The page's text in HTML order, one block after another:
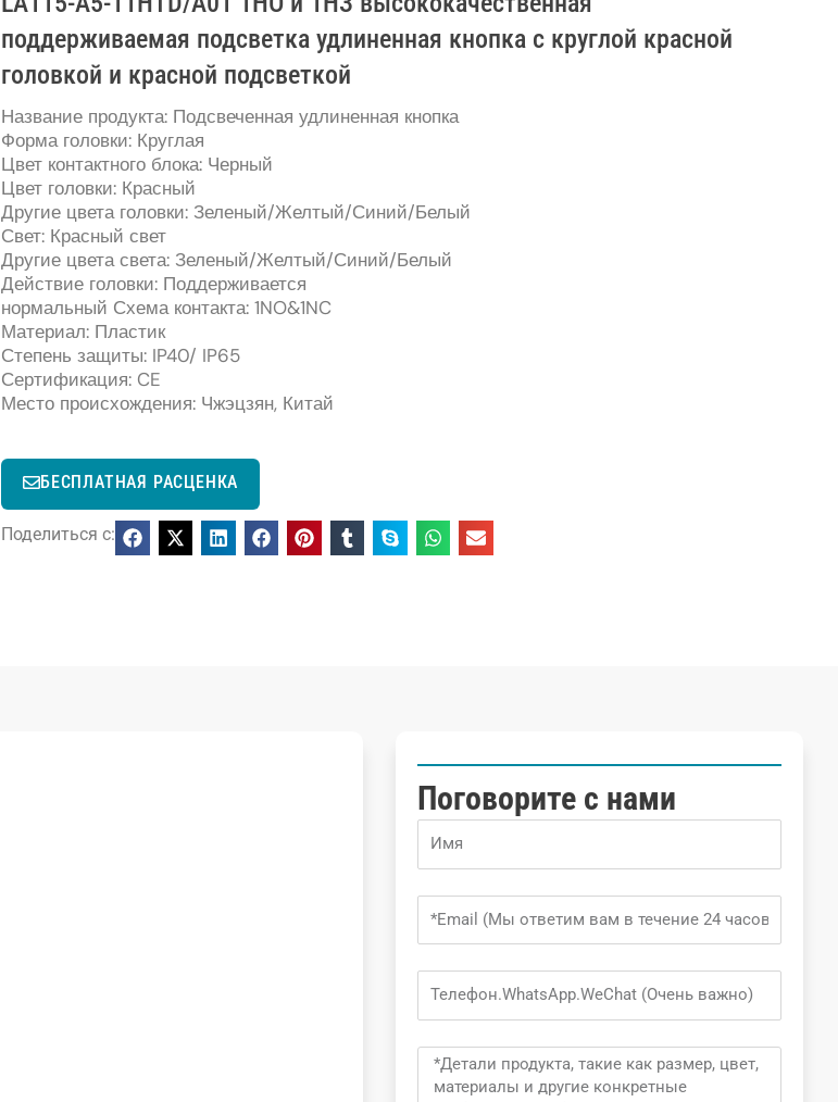
поддерживаемая подсветка удлиненная кнопка с круглой красной
головкой и красной подсветкой
Название продукта: Подсвеченная удлиненная кнопка
Форма головки: Круглая
Цвет контактного блока: Черный
Цвет головки: Красный
Другие цвета головки: Зеленый/Желтый/Синий/Белый
Свет: Красный свет
Другие цвета света: Зеленый/Желтый/Синий/Белый
Действие головки: Поддерживается
нормальный Схема контакта: 1NO&1NC
Материал: Пластик
Степень защиты: IP40/ IP65
Сертификация: CE
Место происхождения: Чжэцзян, Китай
БЕСПЛАТНАЯ РАСЦЕНКА
Поделиться с:
Поговорите с нами
Name
Phone
Message